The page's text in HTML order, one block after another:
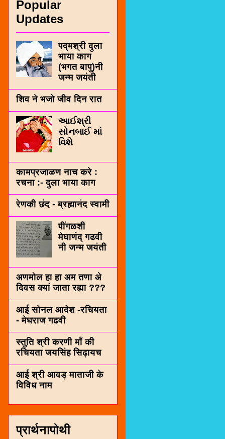
Popular
Updates
पद्मश्री दुला
भाया काग
(भगत बापु)नी
जन्म जयंती
शिव ने भजो जीव दिन रात
આઈશ્રી
સોનબાઈ માં
વિશે
कामप्रजाळण नाच करे :
रचना :- दुला भाया काग
रेणकी छंद - ब्रह्मानंद स्वामी
पींगळशी
मेघाणंद् गढवी
नी जन्म जयंती
अणमोल हा हा अम तणा अे
दिवस क्यां जाता रह्या ???
आई सोनल आदेश -रचियता
- मेघराज गढवी
स्तुति श्री करणी माँ की
रचियता जयसिंह सिढ़ायच
आई श्री आवड़ माताजी के
विविध नाम
प्रार्थनापोथी